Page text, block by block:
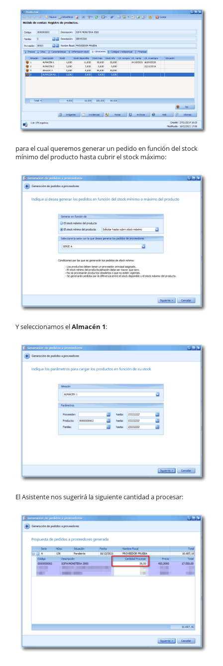
para el cual queremos generar un pedido en función del stock
mínimo del producto hasta cubrir el stock máximo:
Y seleccionamos elAlmacén 1:
El Asistente nos sugerirá la siguiente cantidad a procesar: